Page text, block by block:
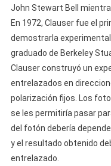
John Stewart Bell
En 1972, Clauser fue el
demostrarla
graduado de Berkeley
Clauser construyó un
entrelazados en
polarización fijos. Los
se les permitiría pasar
del fotón debería
y el resultado obtenido
entrelazado.